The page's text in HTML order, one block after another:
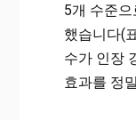
5개 수준
했습니다(
수가 인장
효과를 정